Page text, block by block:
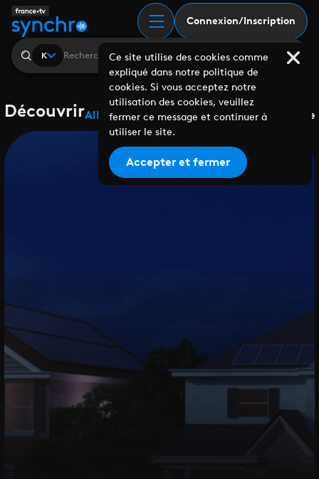
Connexion/Inscription
K
DécouvrirAlbumsPlaylistsCollaborationsLabels Genre
Ce site utilise des cookies comme
expliqué dans notre politique de
cookies. Si vous acceptez notre
utilisation des cookies, veuillez
fermer ce message et continuer à
utiliser le site.
Accepter et fermer